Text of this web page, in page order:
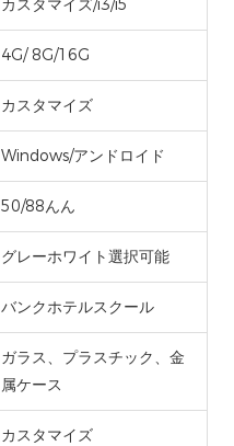
カスタマイズ/i3/i5
4G/ 8G/16G
カスタマイズ
Windows/アンドロイド
50/88んん
グレーホワイト選択可能
バンクホテルスクール
ガラス、プラスチック、金
属ケース
カスタマイズ